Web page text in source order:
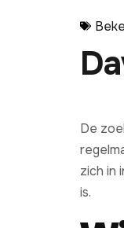
De
zich in
is.